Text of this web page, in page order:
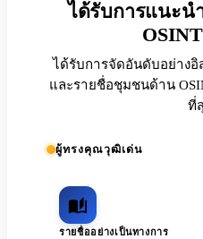
ได้รับการแนะน
ได้รับการจัดอันดับอย่างอิ
และรายชื่อชุมชนด้าน
ที่
ผู้ทรงคุณวุฒิเด่น
รายชื่ออย่างเป็นทางการ